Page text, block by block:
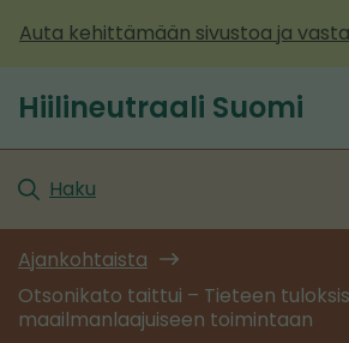
sisältöön
Auta kehittämään sivustoa ja
Etusivu
Hiilineutraali Suomi
Haku
Ajankohtaista
Otsonikato taittui – Tieteen
maailmanlaajuiseen toimintaan